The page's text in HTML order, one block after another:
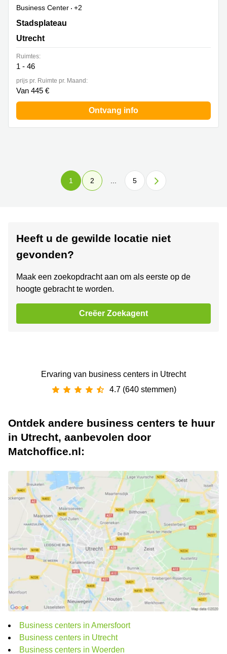
Business Center
+2
Stadsplateau 7, Utrecht
Stadsplateau
Utrecht
Ruimtes:
1 - 46
prijs pr. Ruimte pr. Maand:
Van 445 €
Ontvang info
1 2 5
Heeft u de gewilde locatie niet
gevonden?
Maak een zoekopdracht aan om als eerste op de
hoogte gebracht te worden.
Creëer Zoekagent
Ervaring van ‪business centers‬ in Utrecht
4.7 (640 stemmen)
Ontdek andere business centers te huur
in Utrecht, aanbevolen door
Matchoffice.nl:
Business centers in Amersfoort
Business centers in Utrecht
Business centers in Woerden